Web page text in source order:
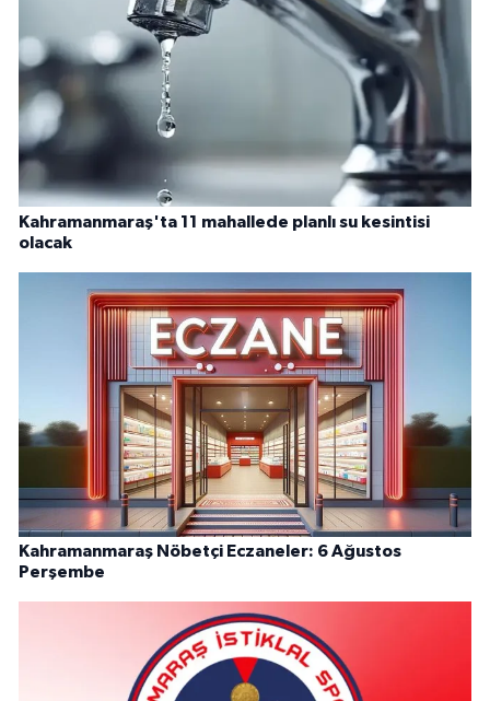
Kahramanmaraş'ta 11 mahallede planlı su kesintisi
olacak
Kahramanmaraş Nöbetçi Eczaneler: 6 Ağustos
Perşembe